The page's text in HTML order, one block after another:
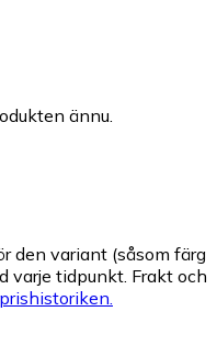
ännu.
den variant (såsom färg
varje tidpunkt. Frakt och